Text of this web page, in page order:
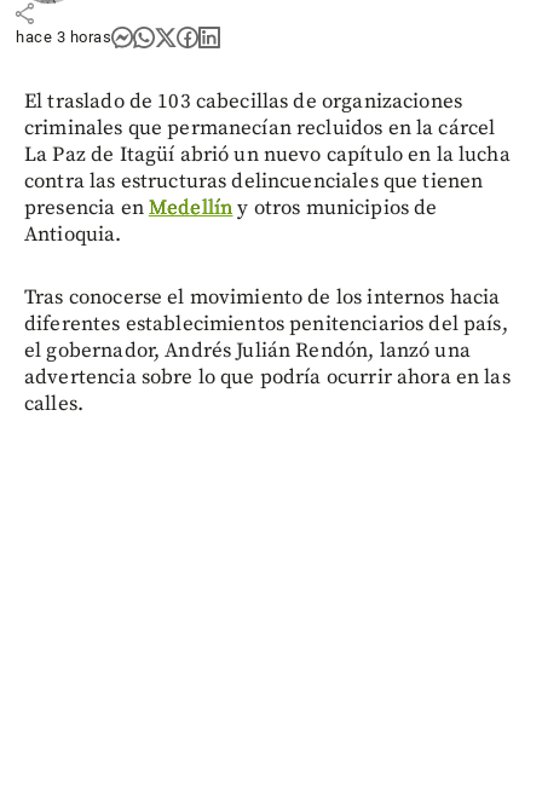
share
hace 3 horas
El traslado de 103 cabecillas de organizaciones
criminales que permanecían recluidos en la cárcel
La Paz de Itagüí abrió un nuevo capítulo en la lucha
contra las estructuras delincuenciales que tienen
presencia enMedellíny otros municipios de
Antioquia.
Tras conocerse el movimiento de los internos hacia
diferentes establecimientos penitenciarios del país,
el gobernador, Andrés Julián Rendón, lanzó una
advertencia sobre lo que podría ocurrir ahora en las
calles.